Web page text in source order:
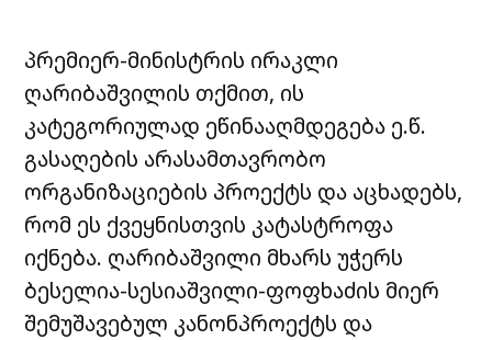
პრემიერ-მინისტრის ირაკლი
ღარიბაშვილის თქმით, ის
კატეგორიულად ეწინააღმდეგება ე.წ.
გასაღების არასამთავრობო
ორგანიზაციების პროექტს და აცხადებს,
რომ ეს ქვეყნისთვის კატასტროფა
იქნება. ღარიბაშვილი მხარს უჭერს
ბესელია-სესიაშვილი-ფოფხაძის მიერ
შემუშავებულ კანონპროექტს და